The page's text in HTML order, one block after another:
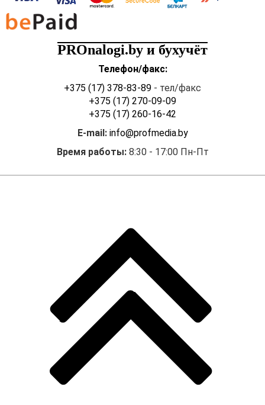
PROnalogi.by и бухучёт
Телефон/факс:
+375 (17) 378-83-89 - тел/факс
+375 (17) 270-09-09
+375 (17) 260-16-42
E-mail: info@profmedia.by
Время работы:8:30 - 17:00 Пн-Пт